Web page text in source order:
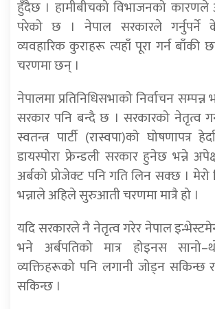
हुँदैछ । हामीबीचको विभाजनको कारणले
परेको छ । नेपाल सरकारले गर्नुपर्ने
व्यवहारिक कुराहरू त्यहाँ पूरा गर्न बाँकी
चरणमा छन् ।
नेपालमा प्रतिनिधिसभाको निर्वाचन
सरकार पनि बन्दै छ । सरकारको नेतृत्व गर्न
स्वतन्त्र पार्टी (रास्वपा)को घोषणापत्र
डायस्पोरा फ्रेन्डली सरकार हुनेछ भन्ने
अर्बको प्रोजेक्ट पनि गति लिन सक्छ । मेरो
भन्नाले अहिले सुरुआती चरणमा मात्रै हो ।
यदि सरकारले नै नेतृत्व गरेर नेपाल
भने अर्बपतिको मात्र होइनस
व्यक्तिहरूको पनि लगानी जोड्न सकिन्छ र
सकिन्छ ।